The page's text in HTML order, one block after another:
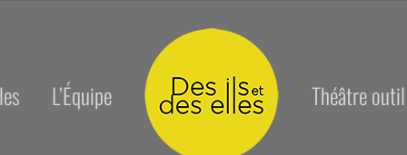
L’Équipe Théâtre outil